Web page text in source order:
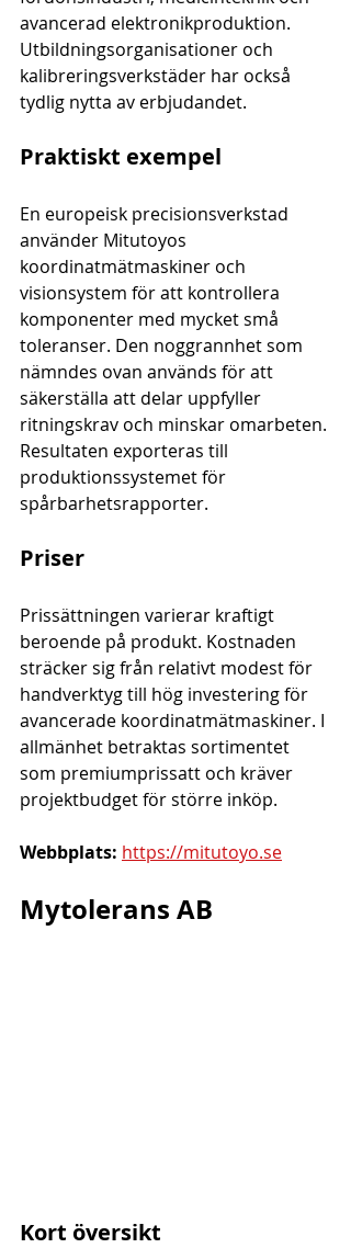
avancerad elektronikproduktion.
Utbildningsorganisationer och
kalibreringsverkstäder har också
tydlig nytta av erbjudandet.
Praktiskt exempel
En europeisk precisionsverkstad
använder Mitutoyos
koordinatmätmaskiner och
visionsystem för att kontrollera
komponenter med mycket små
toleranser. Den noggrannhet som
nämndes ovan används för att
säkerställa att delar uppfyller
ritningskrav och minskar omarbeten.
Resultaten exporteras till
produktionssystemet för
spårbarhetsrapporter.
Priser
Prissättningen varierar kraftigt
beroende på produkt. Kostnaden
sträcker sig från relativt modest för
handverktyg till hög investering för
avancerade koordinatmätmaskiner. I
allmänhet betraktas sortimentet
som premiumprissatt och kräver
projektbudget för större inköp.
Webbplats: https://mitutoyo.se
Mytolerans AB
Kort översikt